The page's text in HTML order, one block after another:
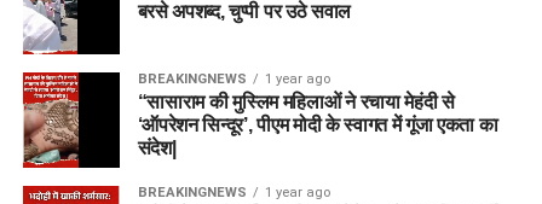
बरसे अपशब्द, चुप्पी पर उठे सवाल
BREAKINGNEWS 1 year ago
“सासाराम की मुस्लिम महिलाओं ने रचाया मेहंदी से
‘ऑपरेशन सिन्दूर’, पीएम मोदी के स्वागत में गूंजा एकता का
संदेश|
BREAKINGNEWS 1 year ago